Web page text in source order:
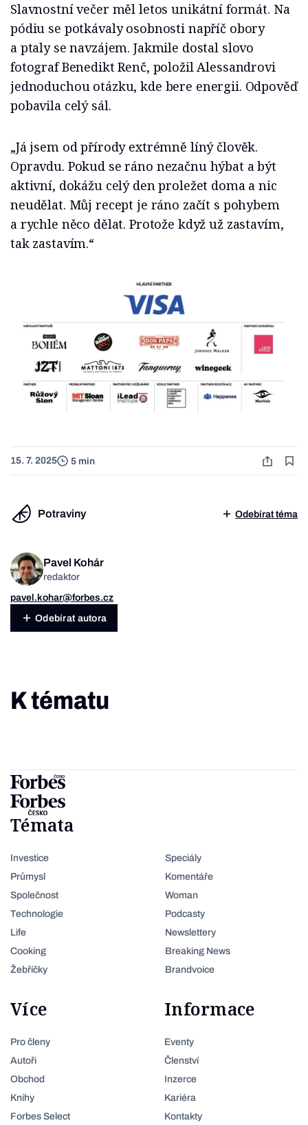
Slavnostní večer měl letos unikátní formát. Na
pódiu se potkávaly osobnosti napříč obory
a ptaly se navzájem. Jakmile dostal slovo
fotograf Benedikt Renč, položil Alessandrovi
jednoduchou otázku, kde bere energii. Odpověď
pobavila celý sál.
„Já jsem od přírody extrémně líný člověk.
Opravdu. Pokud se ráno nezačnu hýbat a být
aktivní, dokážu celý den proležet doma a nic
neudělat. Můj recept je ráno začít s pohybem
a rychle něco dělat. Protože když už zastavím,
tak zastavím.“
15. 7. 2025 5 min
Potraviny Odebírat téma
Pavel Kohár
redaktor
pavel.kohar@forbes.cz
Odebírat autora
K tématu
Témata
Investice
Průmysl
Společnost
Technologie
Life
Cooking
Žebříčky
Speciály
Komentáře
Woman
Podcasty
Newslettery
Breaking News
Brandvoice
Více
Pro členy
Autoři
Obchod
Knihy
Forbes Select
Informace
Eventy
Členství
Inzerce
Kariéra
Kontakty